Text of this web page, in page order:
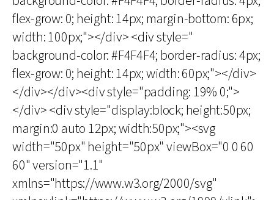
flex-grow: 0; height: 14px; margin-bottom: 6px;
width: 100px;"></div> <div style="
background-color: #F4F4F4; border-radius: 4px;
flex-grow: 0; height: 14px; width: 60px;"></div>
</div></div><div style="padding: 19% 0;">
</div> <div style="display:block; height:50px;
margin:0 auto 12px; width:50px;"><svg
width="50px" height="50px" viewBox="0 0 60
60" version="1.1"
xmlns="https://www.w3.org/2000/svg"